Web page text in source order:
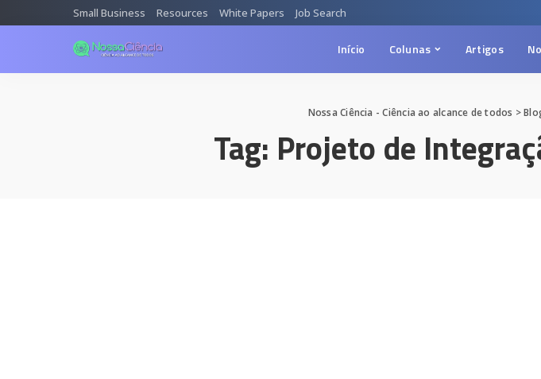
Small Business Resources White Papers Job Search
Início Colunas Artigos
Nossa Ciência - Ciência ao alcance de todos >
Tag: Projeto de